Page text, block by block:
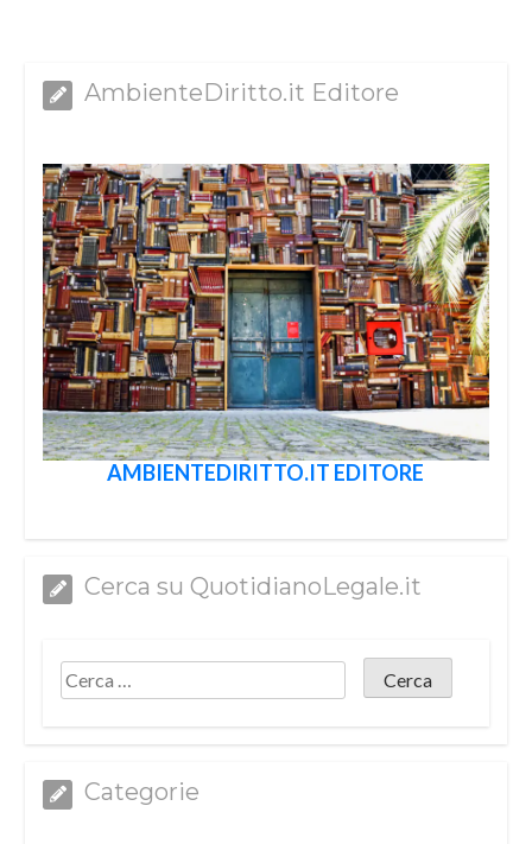
AmbienteDiritto.it Editore
AMBIENTEDIRITTO.IT EDITORE
Cerca su QuotidianoLegale.it
Categorie